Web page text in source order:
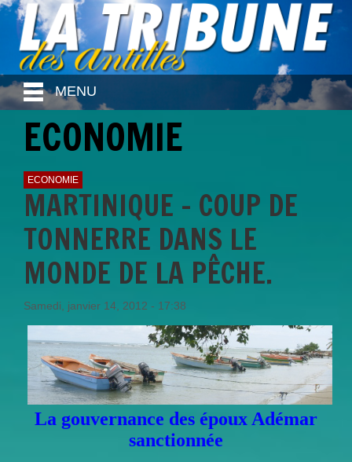
MENU
ECONOMIE
ECONOMIE
MARTINIQUE – COUP DE
TONNERRE DANS LE
MONDE DE LA PÊCHE.
Samedi, janvier 14, 2012 - 17:38
La gouvernance des époux Adémar
sanctionnée